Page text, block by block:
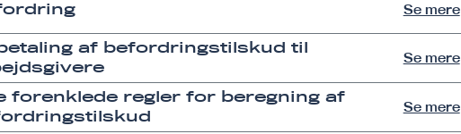
Se mere
af befordringstilskud til
Se mere
forenklede regler for beregning af
Se mere